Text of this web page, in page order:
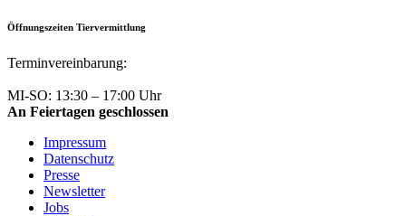
Öffnungszeiten Tiervermittlung
Terminvereinbarung:
MI-SO: 13:30 – 17:00 Uhr
An Feiertagen geschlossen
Impressum
Datenschutz
Presse
Newsletter
Jobs